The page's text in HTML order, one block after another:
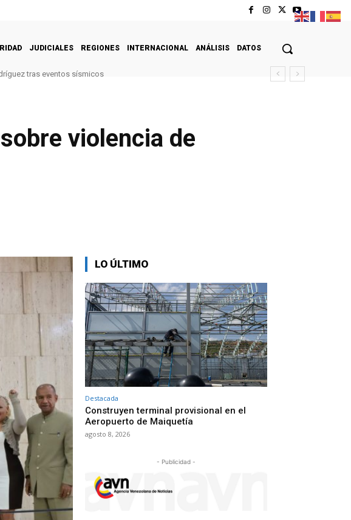
JUDICIALES REGIONES INTERNACIONAL ANÁLISIS DATOS
tras eventos sísmicos
violencia de
LO ÚLTIMO
Destacada
Construyen terminal provisional en el
Aeropuerto de Maiquetía
agosto 8, 2026
- Publicidad -